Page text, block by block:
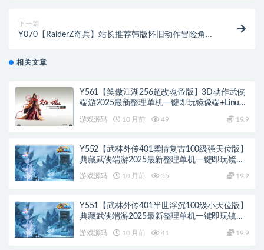
下一篇
Y070【RaiderZ奇兵】站长推荐韩版怀旧动作冒险角色
相关文章
Y561【笑傲江湖256超改魂帝版】3D动作武侠
端游2025最新整理单机一键即玩镜像端+Linux
手工服务端+网页注册+GM工具+GM命令+PC客
户端+教程
游戏源码 10 月前 49 19.9
Y552【武林外传401柔情复古100级强天位版】
典藏武侠端游2025最新整理单机一键即玩镜像
端+Linux手工服务端+网页注册+GM工具+PC客
户端+详细搭建教程
游戏源码 10 月前 55 19.9
Y551【武林外传401半世浮沉100级小天位版】
典藏武侠端游2025最新整理单机一键即玩镜像
端+Linux手工服务端+网页注册+GM工具+PC客
户端+详细搭建教程
游戏源码 10 月前 41 19.9